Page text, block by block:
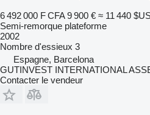
6 492 000 F CFA 9 900 € ≈ 11 440
Semi-remorque plateforme
2002
Nombre d'essieux 3
Espagne, Barcelona
GUTINVEST INTERNATIONAL
Contacter le vendeur